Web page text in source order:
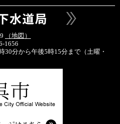
（地図）
1656
30分から午後5時15分まで （土曜・